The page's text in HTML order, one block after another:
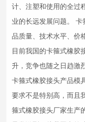
计、注塑和使用的全过
业的长远发展问题。 卡
品质量、技术水平、价
目前我国的卡箍式橡胶
升，竞争也随之日趋激
卡箍式橡胶接头产品模
要求不是特别高，而且
箍式橡胶接头厂家生产